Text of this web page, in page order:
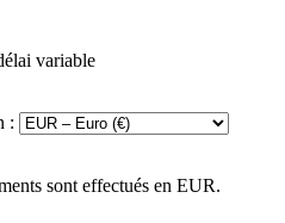
variable
:
sont effectués en EUR.